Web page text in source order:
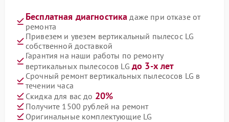
Бесплатная диагностика даже при отказе от
ремонта
Привезем и увезем вертикальный пылесос LG
собственной доставкой
Гарантия на наши работы по ремонту
вертикальных пылесосов LG до 3-х лет
Срочный ремонт вертикальных пылесосов LG в
течении часа
Скидка для вас до 20%
Получите 1500 рублей на ремонт
Оригинальные комплектующие LG